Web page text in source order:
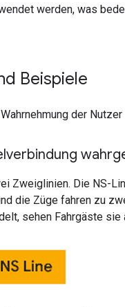
werden, was
Beispiele
der Nutzer
Zweiglinien. Die NS-
die Züge fahren zu
sehen Fahrgäste sie